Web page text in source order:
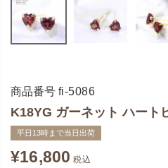
商品番号 fi-5086
K18YG ガーネット ハート
平日13時まで当日出荷
¥16,800 税込